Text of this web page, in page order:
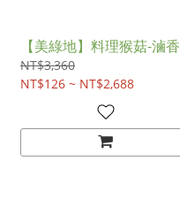
【美綠地】料理猴菇-滷香
NT$3,360
NT$126 ~ NT$2,688